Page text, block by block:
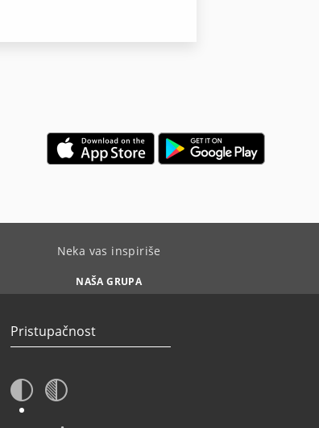
Neka vas inspiriše
NAŠA GRUPA
Pristupačnost